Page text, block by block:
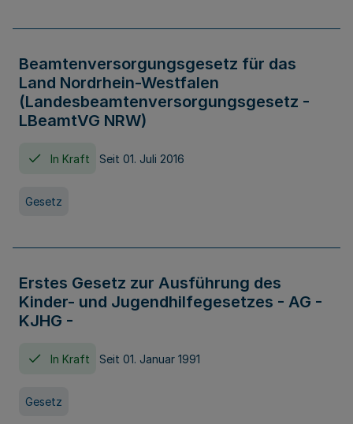
Beamtenversorgungsgesetz für das
Land Nordrhein-Westfalen
(Landesbeamtenversorgungsgesetz -
LBeamtVG NRW)
In Kraft Seit 01. Juli 2016
Gesetz
Erstes Gesetz zur Ausführung des
Kinder- und Jugendhilfegesetzes - AG -
KJHG -
In Kraft Seit 01. Januar 1991
Gesetz